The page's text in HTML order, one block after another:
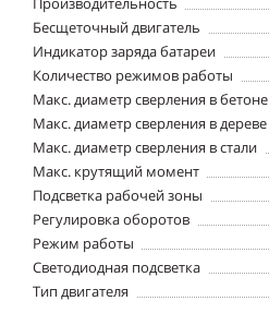
Бесщеточный двигатель
Индикатор заряда батареи
Количество режимов работы
Макс. диаметр сверления в бетоне
Макс. диаметр сверления в дереве
Макс. диаметр сверления в стали
Макс. крутящий момент
Подсветка рабочей зоны
Регулировка оборотов
Режим работы
Светодиодная подсветка
Тип двигателя